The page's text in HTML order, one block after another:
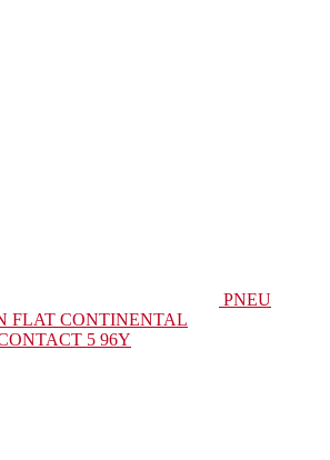
PNEU
FLAT CONTINENTAL
5 96Y